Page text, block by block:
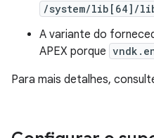
/system/lib[64]/
A variante do
APEX porque
Para mais detalhes,